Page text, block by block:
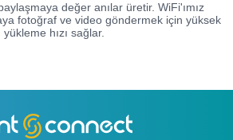
değer anılar üretir. WiFi'ımız
fotoğraf ve video göndermek için yüksek
yükleme hızı sağlar.